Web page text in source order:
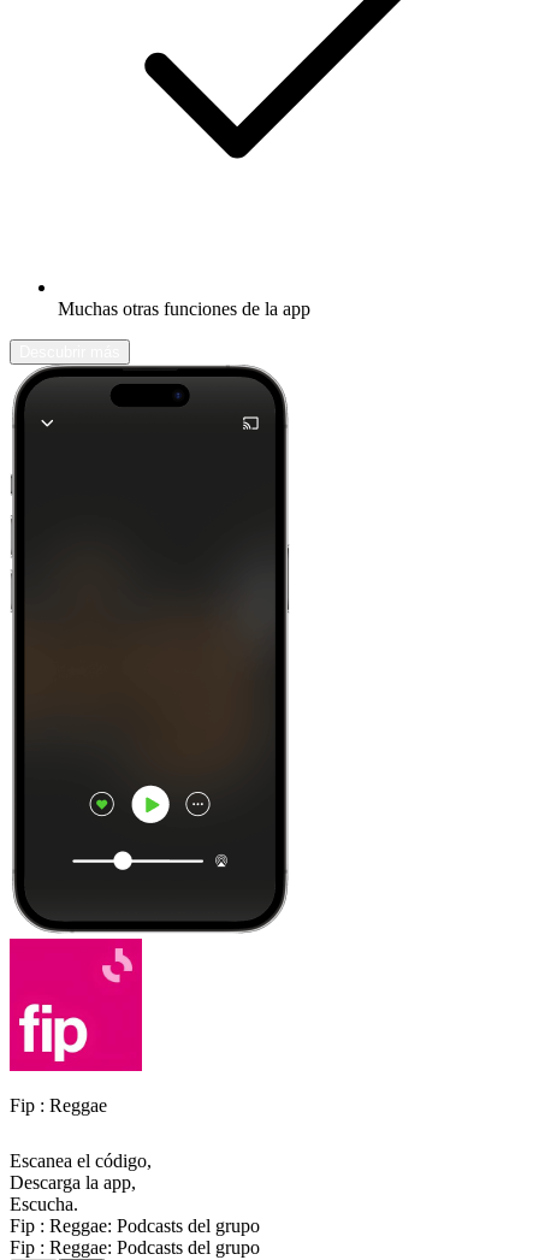
Muchas otras funciones de la app
Fip : Reggae
Escanea el código,
Descarga la app,
Escucha.
Fip : Reggae: Podcasts del grupo
Fip : Reggae: Podcasts del grupo